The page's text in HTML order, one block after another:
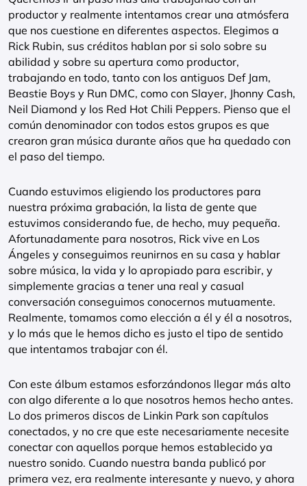
productor y realmente intentamos crear una atmósfera
que nos cuestione en diferentes aspectos. Elegimos a
Rick Rubin, sus créditos hablan por si solo sobre su
abilidad y sobre su apertura como productor,
trabajando en todo, tanto con los antiguos Def Jam,
Beastie Boys y Run DMC, como con Slayer, Jhonny Cash,
Neil Diamond y los Red Hot Chili Peppers. Pienso que el
común denominador con todos estos grupos es que
crearon gran música durante años que ha quedado con
el paso del tiempo.
Cuando estuvimos eligiendo los productores para
nuestra próxima grabación, la lista de gente que
estuvimos considerando fue, de hecho, muy pequeña.
Afortunadamente para nosotros, Rick vive en Los
Ángeles y conseguimos reunirnos en su casa y hablar
sobre música, la vida y lo apropiado para escribir, y
simplemente gracias a tener una real y casual
conversación conseguimos conocernos mutuamente.
Realmente, tomamos como elección a él y él a nosotros,
y lo más que le hemos dicho es justo el tipo de sentido
que intentamos trabajar con él.
Con este álbum estamos esforzándonos llegar más alto
con algo diferente a lo que nosotros hemos hecho antes.
Lo dos primeros discos de Linkin Park son capítulos
conectados, y no cre que este necesariamente necesite
conectar con aquellos porque hemos establecido ya
nuestro sonido. Cuando nuestra banda publicó por
primera vez, era realmente interesante y nuevo, y ahora